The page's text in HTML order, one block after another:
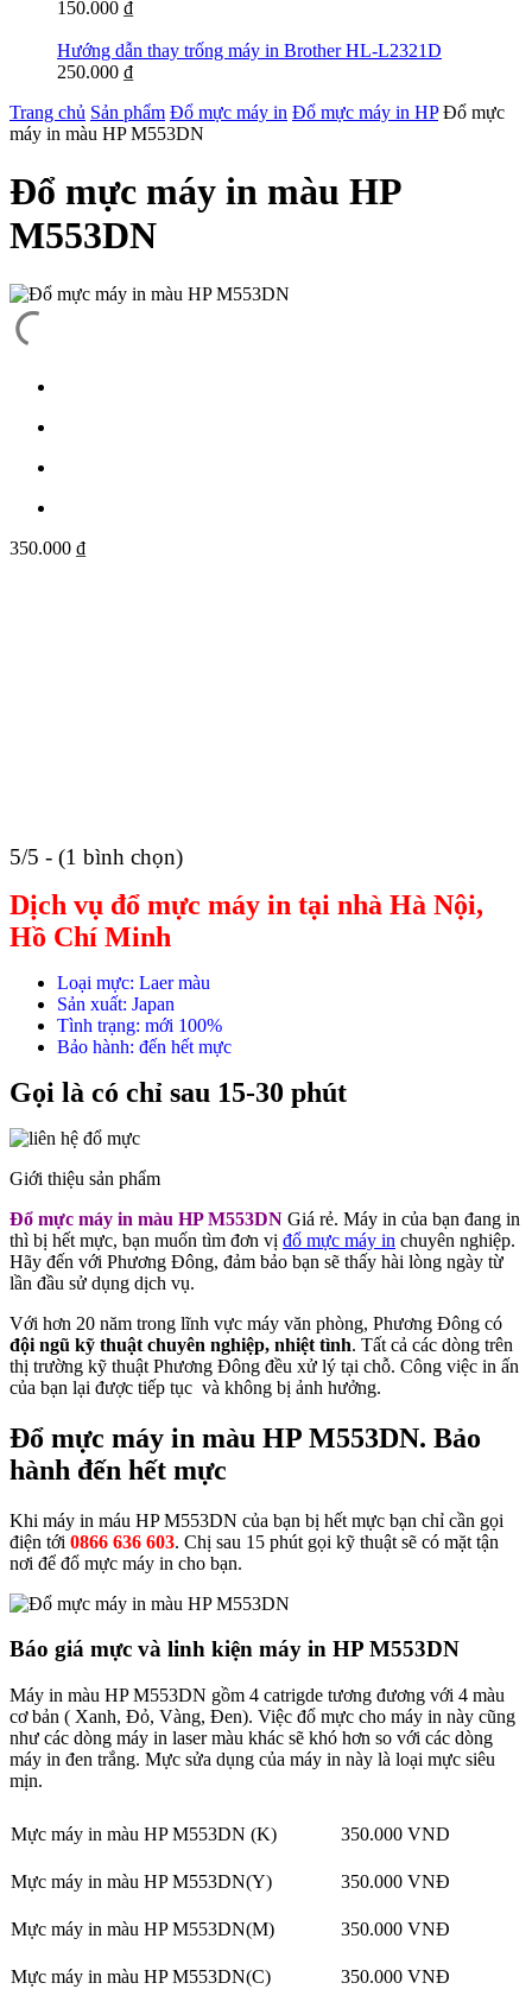
150.000 ₫
Hướng dẫn thay trống máy in Brother HL-L2321D
250.000 ₫
Trang chủ Sản phẩm Đổ mực máy in Đổ mực máy in HP Đổ mực
máy in màu HP M553DN
Đổ mực máy in màu HP
M553DN
350.000 ₫
5/5 - (1 bình chọn)
Dịch vụ đổ mực máy in tại nhà Hà Nội,
Hồ Chí Minh
Loại mực: Laer màu
Sản xuất: Japan
Tình trạng: mới 100%
Bảo hành: đến hết mực
Gọi là có chỉ sau 15-30 phút
Giới thiệu sản phẩm
Đổ mực máy in màu HP M553DN Giá rẻ. Máy in của bạn đang in
thì bị hết mực, bạn muốn tìm đơn vị đổ mực máy in chuyên nghiệp.
Hãy đến với Phương Đông, đảm bảo bạn sẽ thấy hài lòng ngày từ
lần đầu sử dụng dịch vụ.
Với hơn 20 năm trong lĩnh vực máy văn phòng, Phương Đông có
đội ngũ kỹ thuật chuyên nghiệp, nhiệt tình. Tất cả các dòng trên
thị trường kỹ thuật Phương Đông đều xử lý tại chỗ. Công việc in ấn
của bạn lại được tiếp tục và không bị ảnh hưởng.
Đổ mực máy in màu HP M553DN. Bảo
hành đến hết mực
Khi máy in máu HP M553DN của bạn bị hết mực bạn chỉ cần gọi
điện tới 0866 636 603. Chị sau 15 phút gọi kỹ thuật sẽ có mặt tận
nơi để đổ mực máy in cho bạn.
Báo giá mực và linh kiện máy in HP M553DN
Máy in màu HP M553DN gồm 4 catrigde tương đương với 4 màu
cơ bản ( Xanh, Đỏ, Vàng, Đen). Việc đổ mực cho máy in này cũng
như các dòng máy in laser màu khác sẽ khó hơn so với các dòng
máy in đen trắng. Mực sửa dụng của máy in này là loại mực siêu
mịn.
Mực máy in màu HP M553DN (K) 350.000 VND
Mực máy in màu HP M553DN(Y) 350.000 VNĐ
Mực máy in màu HP M553DN(M) 350.000 VNĐ
Mực máy in màu HP M553DN(C) 350.000 VNĐ